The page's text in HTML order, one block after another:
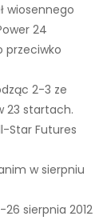
wiosennego
24
przeciwko
2-3 ze
23 startach.
Star Futures
w sierpniu
sierpnia 2012